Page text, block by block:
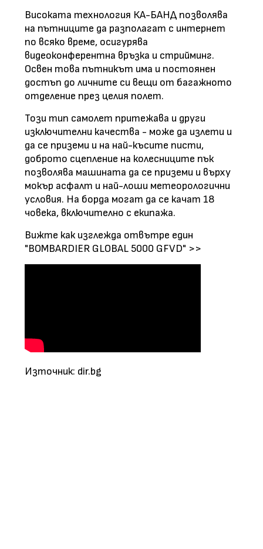
Високата технология КА-БАНД позволява
на пътниците да разполагат с интернет
по всяко време, осигурява
видеоконферентна връзка и стрийминг.
Освен това пътникът има и постоянен
достъп до личните си вещи от багажното
отделение през целия полет.
Този тип самолет притежава и други
изключителни качества - може да излети и
да се приземи и на най-късите писти,
доброто сцепление на колесниците пък
позволява машината да се приземи и върху
мокър асфалт и най-лоши метеорологични
условия. На борда могат да се качат 18
човека, включително с екипажа.
Вижте как изглежда отвътре един
"BOMBARDIER GLOBAL 5000 GFVD" >>
Източник: dir.bg